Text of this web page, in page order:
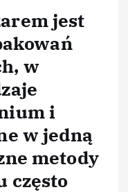
jest
w
i
w jedną
metody
często